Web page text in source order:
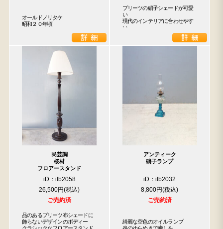
オールドノリタケ
昭和２０年頃
プリーツの硝子シェードが可愛
い
現代のインテリアに合わせやす
い
民芸調
桜材
フロアースタンド
iD：ilb2058
26,500円
ご売約済
品のあるプリーツ布シェードに
飾らないデザインのボディー
アンティーク
硝子ランプ
iD：ilb2032
8,800円
ご売約済
綺麗な空色のオイルランプ